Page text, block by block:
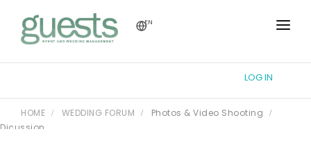
EN
WEDDING FORUM
LOG IN
HOME WEDDING FORUM
Photos & Video Shooting
Dicussion